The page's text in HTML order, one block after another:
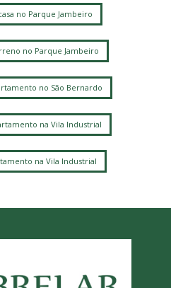
no Parque Jambeiro
no Parque Jambeiro
no São Bernardo
na Vila Industrial
na Vila Industrial